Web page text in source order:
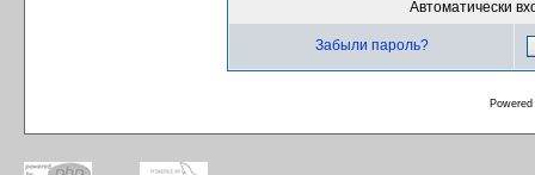
Автоматически
Забыли пароль?